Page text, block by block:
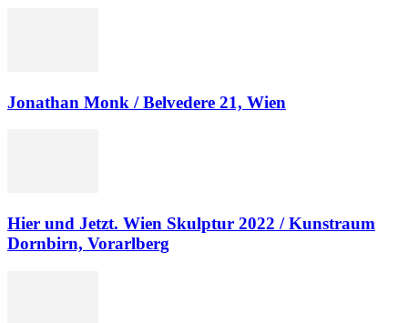
Jonathan Monk / Belvedere 21, Wien
Hier und Jetzt. Wien Skulptur 2022 / Kunstraum
Dornbirn, Vorarlberg